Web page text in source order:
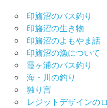
印旛沼のバス釣り
印旛沼の生き物
印旛沼のよもやま話
印旛沼の漁について
霞ヶ浦のバス釣り
海・川の釣り
独り言
レジットデザインの